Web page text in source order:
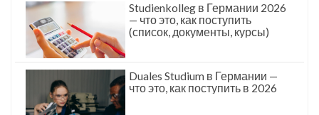
Studienkolleg в Германии 2026
— что это, как поступить
(список, документы, курсы)
Duales Studium в Германии —
что это, как поступить в 2026